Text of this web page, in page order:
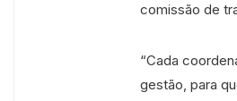
comissão de
“Cada
gestão, para